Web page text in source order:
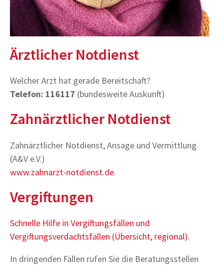
Ärztlicher Notdienst
Welcher Arzt hat gerade Bereitschaft?
Telefon: 116117 (bundesweite Auskunft)
Zahnärztlicher Notdienst
Zahnärztlicher Notdienst, Ansage und Vermittlung
(A&V e.V.)
www.zahnarzt-notdienst.de.
Vergiftungen
Schnelle Hilfe in Vergiftungsfällen und
Vergiftungsverdachtsfällen (Übersicht, regional).
In dringenden Fällen rufen Sie die Beratungsstellen